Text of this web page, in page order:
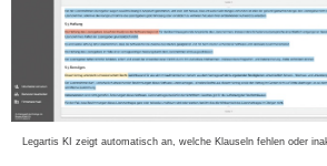
Legartis KI zeigt automatisch an, welche Klauseln fehlen oder